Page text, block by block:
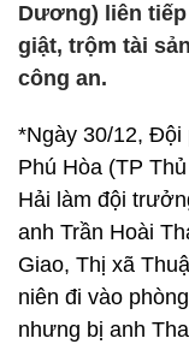
Dương) liên
giật, trộm tài
công an.
*Ngày 30/12, Đội
Phú Hòa (TP
Hải làm đội
anh Trần Hoài
Giao, Thị xã
niên đi vào
nhưng bị anh